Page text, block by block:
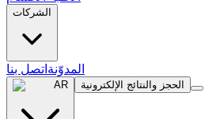
الشركات
المدوّنة اتصل بنا
AR الحجز والنتائج الإلكترونية